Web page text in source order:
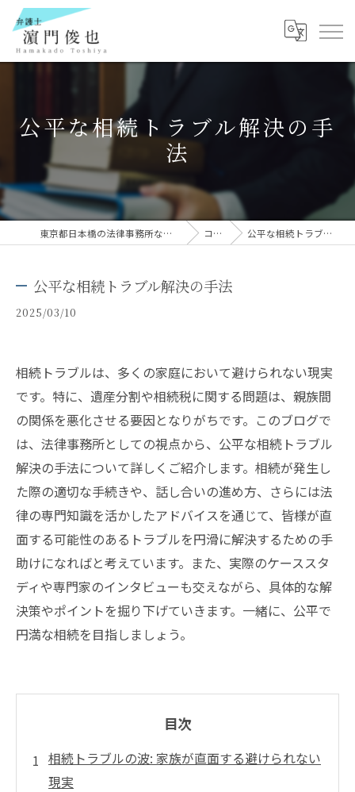
公平な相続トラブル解決の手
法
東京都日本橋の法律事務所なら弁護士 濵門俊也 コラム 公平な相続トラブル解決の手法
公平な相続トラブル解決の手法
2025/03/10
相続トラブルは、多くの家庭において避けられない現実
です。特に、遺産分割や相続税に関する問題は、親族間
の関係を悪化させる要因となりがちです。このブログで
は、法律事務所としての視点から、公平な相続トラブル
解決の手法について詳しくご紹介します。相続が発生し
た際の適切な手続きや、話し合いの進め方、さらには法
律の専門知識を活かしたアドバイスを通じて、皆様が直
面する可能性のあるトラブルを円滑に解決するための手
助けになればと考えています。また、実際のケーススタ
ディや専門家のインタビューも交えながら、具体的な解
決策やポイントを掘り下げていきます。一緒に、公平で
円満な相続を目指しましょう。
目次
相続トラブルの波: 家族が直面する避けられない
現実